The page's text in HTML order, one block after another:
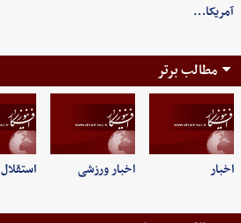
آمریکا…
مطالب برتر
اخبار اخبار ورزشی استقلال